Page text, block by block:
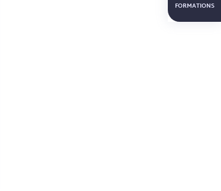
FORMATIONS